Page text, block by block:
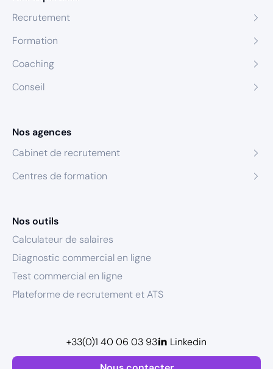
Recrutement
Formation
Coaching
Conseil
Nos agences
Cabinet de recrutement
Centres de formation
Nos outils
Calculateur de salaires
Diagnostic commercial en ligne
Test commercial en ligne
Plateforme de recrutement et ATS
+33(0)1 40 06 03 93 Linkedin